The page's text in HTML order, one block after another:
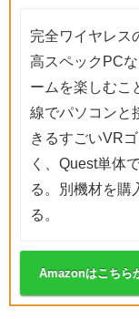
完全ワイヤレス
高スペックPC
ームを楽しむこ
線でパソコンと
きるすごいVR
く、Quest単体
る。別機材を購
る。
Amazonはこちら